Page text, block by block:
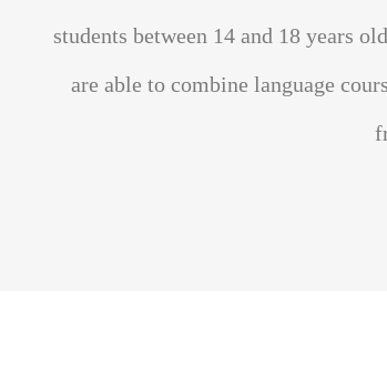
students between 14 and 18 years
are able to combine language